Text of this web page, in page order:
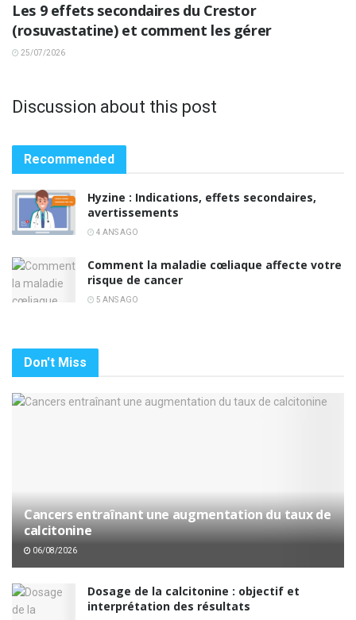
Les 9 effets secondaires du Crestor
(rosuvastatine) et comment les gérer
25/07/2026
Discussion about this post
Recommended
Hyzine : Indications, effets secondaires,
avertissements
4 ANS AGO
Comment la maladie cœliaque affecte votre
risque de cancer
5 ANS AGO
Don't Miss
Cancers entraînant une augmentation du taux de
calcitonine
06/08/2026
Dosage de la calcitonine : objectif et
interprétation des résultats